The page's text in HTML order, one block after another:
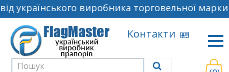
українського виробника торговельної
Контакти